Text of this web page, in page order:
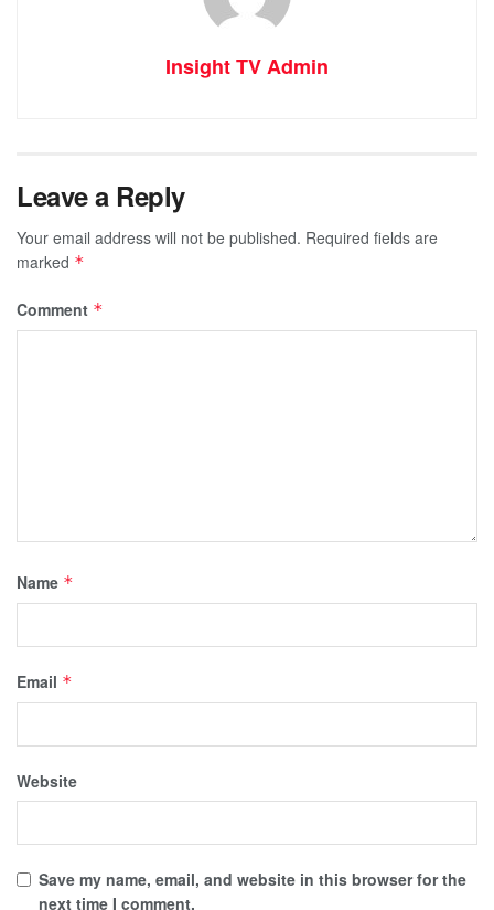
Insight TV Admin
Leave a Reply
Your email address will not be published. Required fields are
marked *
Comment *
Name *
Email *
Website
Save my name, email, and website in this browser for the
next time I comment.